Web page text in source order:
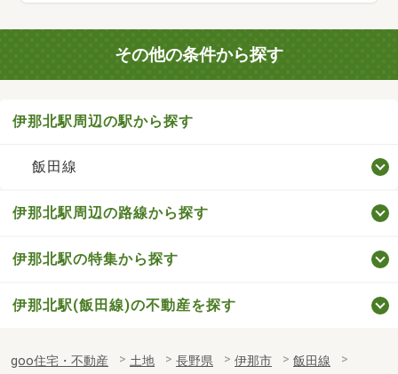
その他の条件から探す
伊那北駅周辺の駅から探す
飯田線
伊那北駅周辺の路線から探す
伊那北駅の特集から探す
伊那北駅(飯田線)の不動産を探す
goo住宅・不動産 土地 長野県 伊那市
飯田線